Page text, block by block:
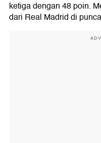
ketiga dengan 48 poin.
dari Real Madrid di